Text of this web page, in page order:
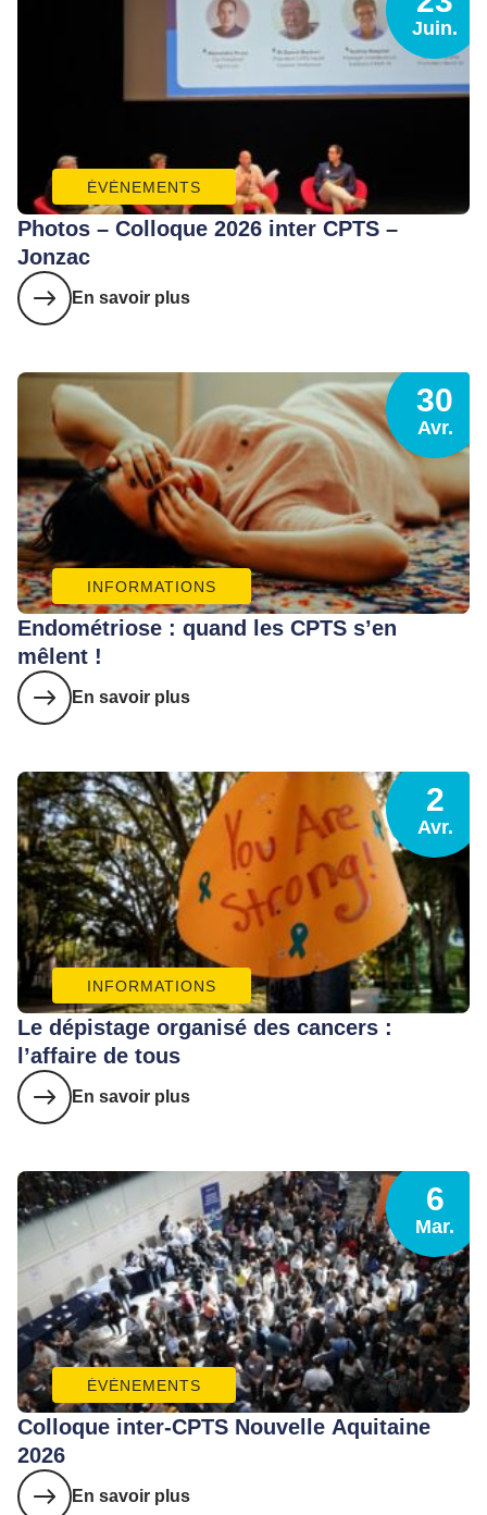
ÉVÈNEMENTS
Photos – Colloque 2026 inter CPTS –
Jonzac
En savoir plus
Juin.
INFORMATIONS
Endométriose : quand les CPTS s’en
mêlent !
En savoir plus
30
Avr.
INFORMATIONS
Le dépistage organisé des cancers :
l’affaire de tous
En savoir plus
2
Avr.
ÉVÈNEMENTS
Colloque inter-CPTS Nouvelle Aquitaine
2026
En savoir plus
6
Mar.